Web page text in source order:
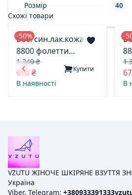
Розмір
40
Схожі товари
-50%
Бос. син.лак.кожа
8800 фолетти
харьков 38(р)
1 340 ₴
670 ₴ Купити
В наявності
-
1
В
VZUTU ЖІНОЧЕ ШКІРЯНЕ ВЗУТТЯ
Україна
Viber, Telegram: +380933391333